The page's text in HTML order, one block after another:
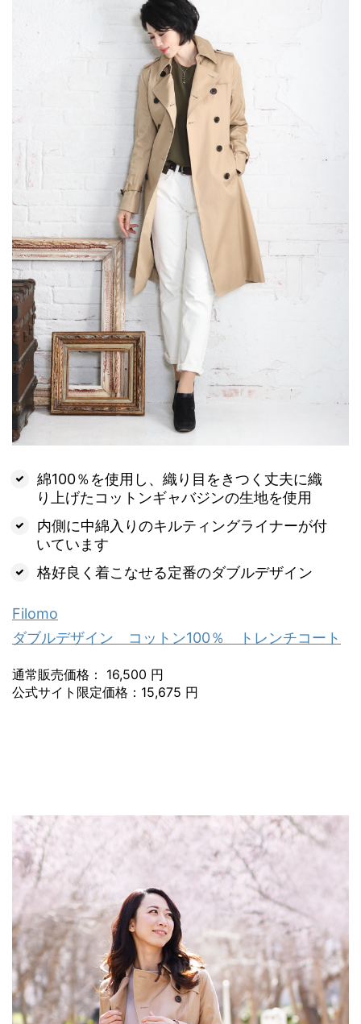
綿100％を使用し、織り目をきつく丈夫に織
り上げたコットンギャバジンの生地を使用
内側に中綿入りのキルティングライナーが付
いています
格好良く着こなせる定番のダブルデザイン
Filomo
ダブルデザイン コットン100％ トレンチコート
通常販売価格： 16,500 円
公式サイト限定価格：15,675 円